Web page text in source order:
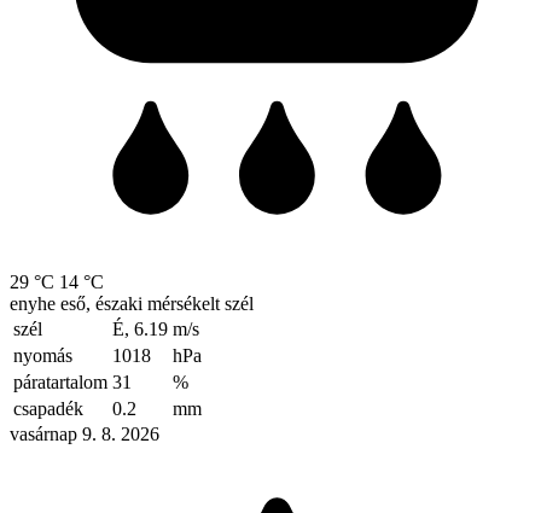
29 °C 14 °C
enyhe eső, északi mérsékelt szél
szél
É, 6.19 m/s
nyomás
1018
hPa
páratartalom 31
%
csapadék
0.2
mm
vasárnap 9. 8. 2026